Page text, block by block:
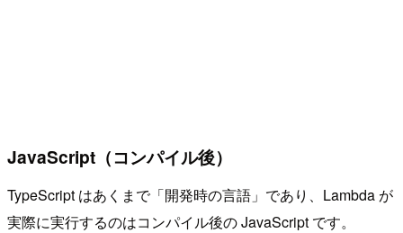
JavaScript（コンパイル後）
TypeScript はあくまで「開発時の言語」であり、Lambda が
実際に実行するのはコンパイル後の JavaScript です。